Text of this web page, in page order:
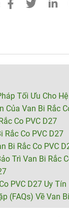
Tối Ưu Cho
Van Bi Rắc
Co PVC D27
Rắc Co PVC D27
Bi Rắc Co PVC
Trì Van Bi Rắc
PVC D27 Uy Tín
(FAQs) Về Van